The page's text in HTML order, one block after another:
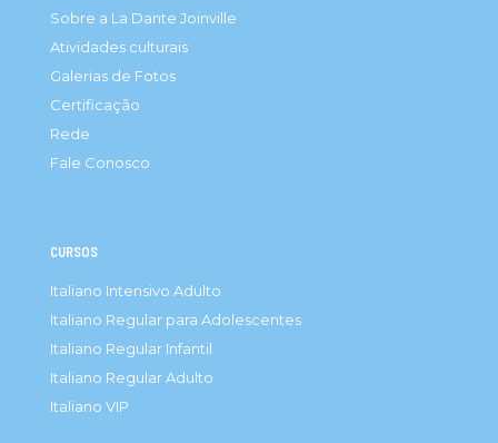
Sobre a La Dante Joinville
Atividades culturais
Galerias de Fotos
Certificação
Rede
Fale Conosco
CURSOS
Italiano Intensivo Adulto
Italiano Regular para Adolescentes
Italiano Regular Infantil
Italiano Regular Adulto
Italiano VIP